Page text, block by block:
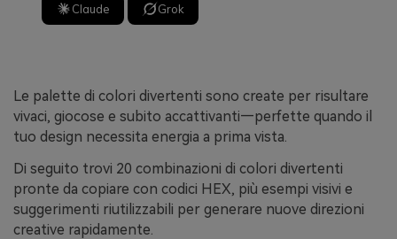
Claude Grok
Le palette di colori divertenti sono create per risultare
vivaci, giocose e subito accattivanti—perfette quando il
tuo design necessita energia a prima vista.
Di seguito trovi 20 combinazioni di colori divertenti
pronte da copiare con codici HEX, più esempi visivi e
suggerimenti riutilizzabili per generare nuove direzioni
creative rapidamente.